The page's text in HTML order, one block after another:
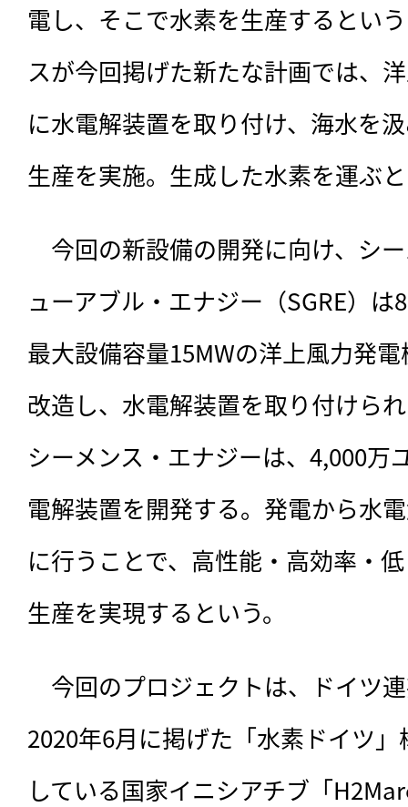
電し、そこで水素を生産するとい
スが今回掲げた新たな計画では、
に水電解装置を取り付け、海水を
生産を実施。生成した水素を運ぶ
今回の新設備の開発に向け、シ
ューアブル・エナジー（SGRE）
最大設備容量15MWの洋上風力発
改造し、水電解装置を取り付けら
シーメンス・エナジーは、4,000万
電解装置を開発する。発電から水
に行うことで、高性能・高効率・
生産を実現するという。
今回のプロジェクトは、ドイツ
2020年6月に掲げた「水素ドイツ
している国家イニシアチブ「